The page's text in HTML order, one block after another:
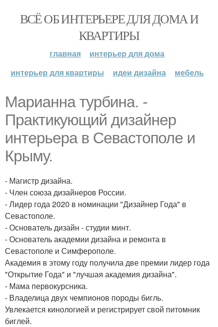
ВСЁ ОБ ИНТЕРЬЕРЕ ДЛЯ ДОМА И
КВАРТИРЫ
главная
интерьер для дома
интерьер для квартиры
идеи дизайна мебель
Марианна турбина. -
Практикующий дизайнер
интерьера в Севастополе и
Крыму.
- Магистр дизайна.
- Член союза дизайнеров России.
- Лидер года 2020 в номинации "Дизайнер Года" в
Севастополе.
- Основатель дизайн - студии минт.
- Основатель академии дизайна и ремонта в
Севастополе и Симферополе.
Академия в этому году получила две премии лидер года
"Открытие Года" и "лучшая академия дизайна".
- Мама первокурсника.
- Владелица двух чемпионов породы бигль.
Увлекается кинологией и регистрирует свой питомник
биглей.